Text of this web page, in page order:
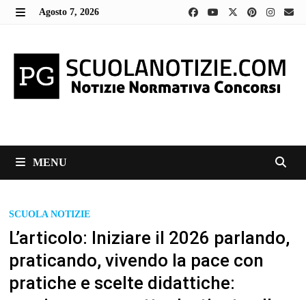
Skip
Agosto 7, 2026
MENU
SCUOLA NOTIZIE
L’articolo: Iniziare il 2026 parlando,
praticando, vivendo la pace con
pratiche e scelte didattiche: